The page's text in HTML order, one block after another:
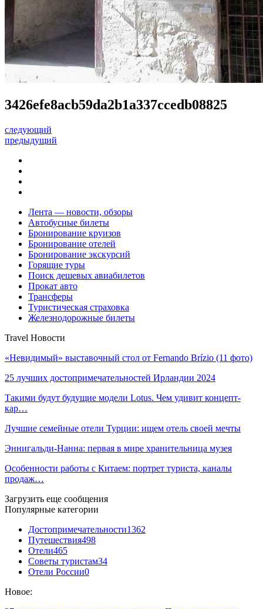
3426efe8acb59da2b1a337ccedb08825
следующий
предыдущий
Лента — новости, обзоры
Автобусные билеты
Бронирование круизов
Бронирование отелей
Бронирование экскурсий
Горящие туры
Поиск дешевых авиабилетов
Прокат авто
Трансферы
Туристическая страховка
Железнодорожные билеты
Travel Новости
«Невидимый» выставочный стол от Fernando Brízio (11 фото)
25 лучших достопримечательностей Ирландии 2024
Такими будут будущие модели Lotus. Чем удивит концепт-
кар…
Лучшие семейные отели Турции: ищем отель своей мечты
Эннигальди-Нанна: первая в мире хранительница музея
Особенности работы с Китаем: портрет туриста, каналы
продаж…
Загрузить еще сообщения
Популярные категории
Достопримечательности1362
Путешествия498
Отели465
Советы туристам34
Отели России0
Новое: